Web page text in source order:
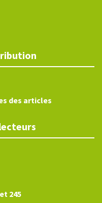
des articles
245